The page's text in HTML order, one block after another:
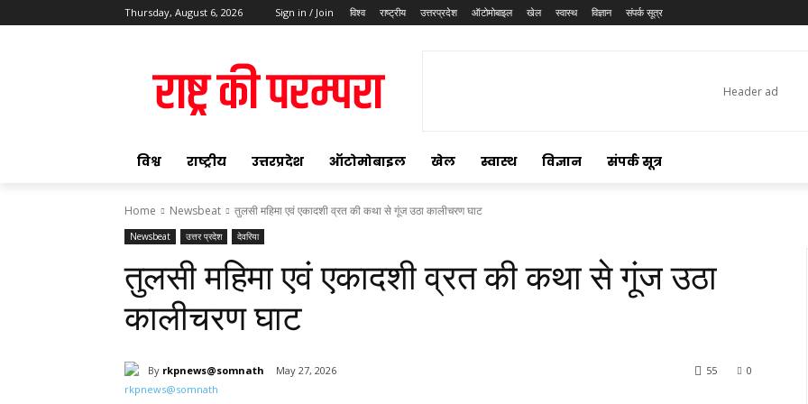
Thursday, August 6, 2026 Sign in / Join विश्व राष्ट्रीय उत्तरप्रदेश ऑटोमोबाइल खेल स्वास्थ विज्ञान संपर्क सूत्र
विश्व राष्ट्रीय उत्तरप्रदेश ऑटोमोबाइल खेल स्वास्थ विज्ञान संपर्क सूत्र
Home Newsbeat तुलसी महिमा एवं एकादशी व्रत की कथा से गूंज उठा कालीचरण घाट
Newsbeat उत्तर प्रदेश देवरिया
तुलसी महिमा एवं एकादशी व्रत की कथा से गूंज उठा
कालीचरण घाट
By rkpnews@somnath May 27, 2026 0
55